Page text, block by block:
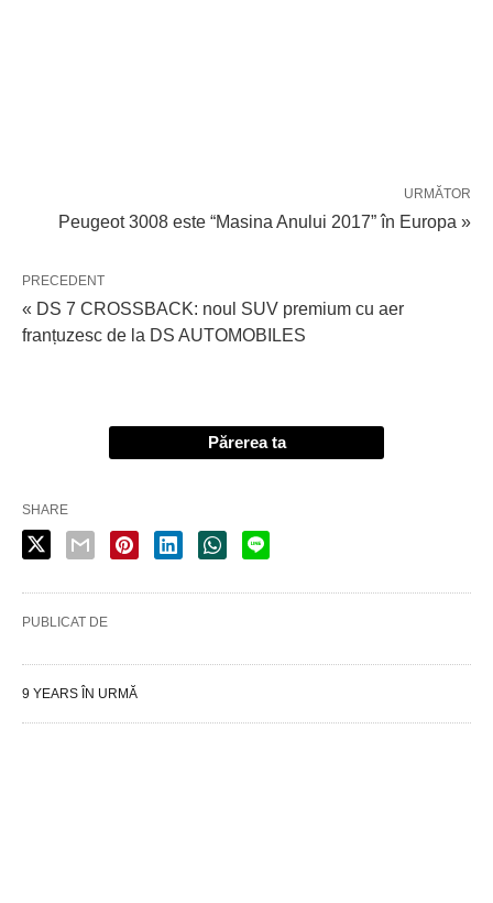
URMĂTOR
Peugeot 3008 este “Masina Anului 2017” în Europa »
PRECEDENT
« DS 7 CROSSBACK: noul SUV premium cu aer
franțuzesc de la DS AUTOMOBILES
Părerea ta
SHARE
PUBLICAT DE
9 YEARS ÎN URMĂ